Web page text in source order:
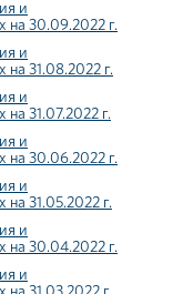
и
на 30.09.2022 г.
и
31.08.2022 г.
и
31.07.2022 г.
и
на 30.06.2022 г.
и
31.05.2022 г.
и
на 30.04.2022 г.
и